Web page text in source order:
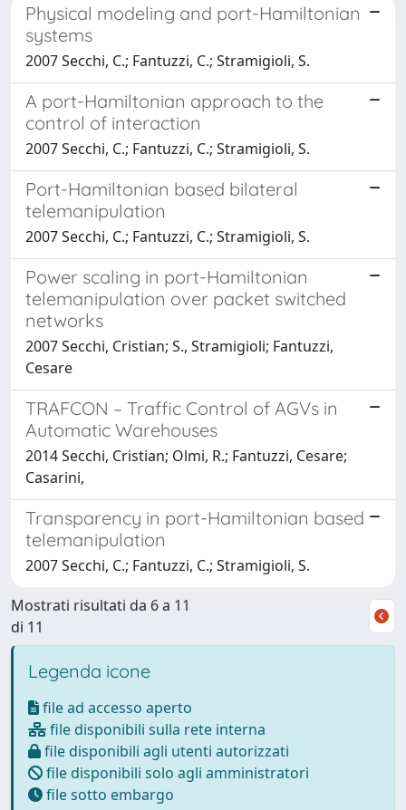
Physical modeling and port-Hamiltonian
systems
2007 Secchi, C.; Fantuzzi, C.; Stramigioli, S.
A port-Hamiltonian approach to the
control of interaction
2007 Secchi, C.; Fantuzzi, C.; Stramigioli, S.
Port-Hamiltonian based bilateral
telemanipulation
2007 Secchi, C.; Fantuzzi, C.; Stramigioli, S.
Power scaling in port-Hamiltonian
telemanipulation over packet switched
networks
2007 Secchi, Cristian; S., Stramigioli; Fantuzzi,
Cesare
TRAFCON – Traffic Control of AGVs in
Automatic Warehouses
2014 Secchi, Cristian; Olmi, R.; Fantuzzi, Cesare;
Casarini,
Transparency in port-Hamiltonian based
telemanipulation
2007 Secchi, C.; Fantuzzi, C.; Stramigioli, S.
Mostrati risultati da 6 a 11
di 11
Legenda icone
file ad accesso aperto
file disponibili sulla rete interna
file disponibili agli utenti autorizzati
file disponibili solo agli amministratori
file sotto embargo